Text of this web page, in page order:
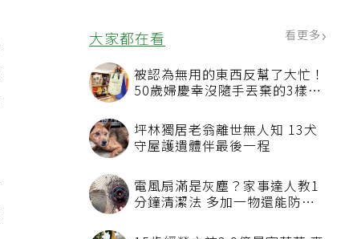
大家都在看 看更多
被認為無用的東西反幫了大忙！
50歲婦慶幸沒隨手丟棄的3樣物
坪林獨居老翁離世無人知 13犬
守屋護遺體伴最後一程
電風扇滿是灰塵？家事達人教1
分鐘清潔法 多加一物還能防髒